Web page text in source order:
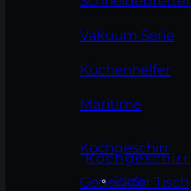
Vakuum Serie
Küchenhelfer
Maritime
Kochgeschirr
Gedeckter Tisch
Kochgeschirr
Töpfe